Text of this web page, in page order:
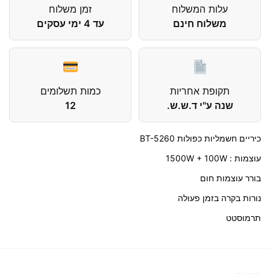
עלות המשלוח
משלוח חינם
זמן משלוח
עד 4 ימי עסקים
תקופת אחריות
שנה ע"י ד.ש.ש.
כמות תשלומים
12
כיריים חשמליות כפולות BT-5260
עוצמות : 1500W + 100W
בורר עוצמות חום
נורות בקרה בזמן פעולה
תרמוסטט